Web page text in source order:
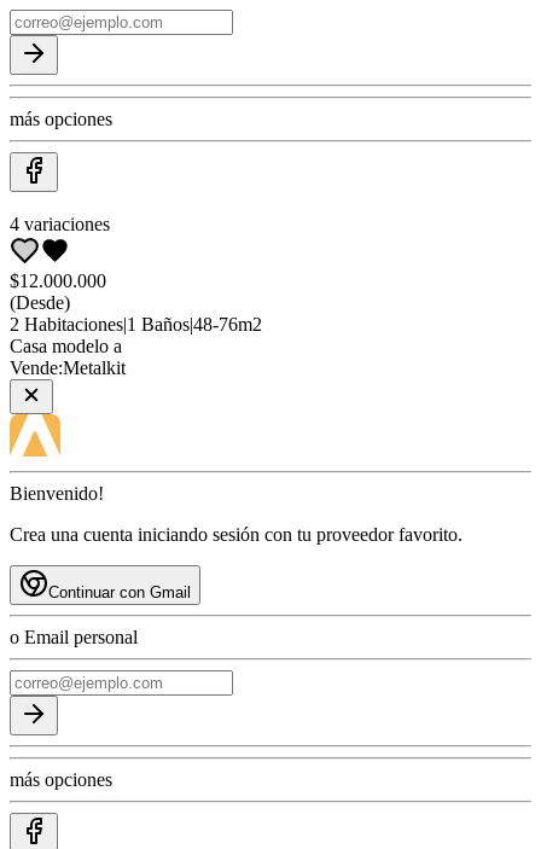
más opciones
4 variaciones
$12.000.000
(Desde)
2 Habitaciones|1 Baños|48-76m2
Casa modelo a
Vende:Metalkit
Bienvenido!
Crea una cuenta iniciando sesión con tu proveedor favorito.
Continuar con Gmail
o Email personal
más opciones